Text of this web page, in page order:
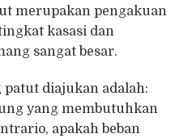
merupakan pengakuan
kasasi dan
sangat besar.
diajukan adalah:
yang membutuhkan
apakah beban